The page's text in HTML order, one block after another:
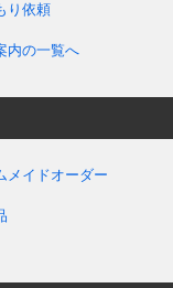
り依頼
内の一覧へ
メイドオーダー